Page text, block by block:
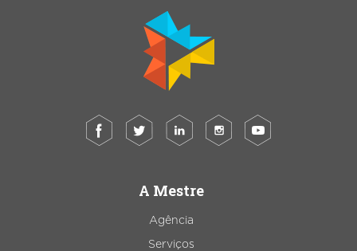
A Mestre
Agência
Serviços